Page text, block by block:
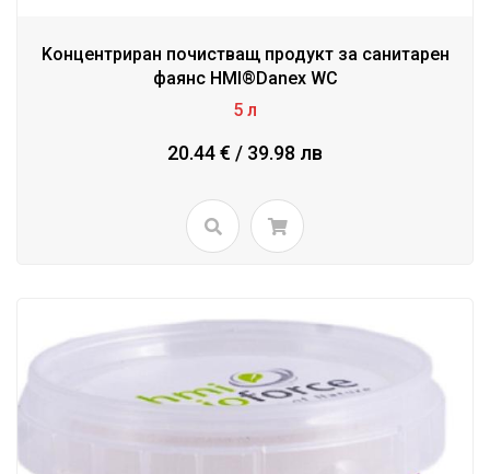
Kонцентриран почистващ продукт за санитарен
фаянс HMI®Danex WC
5 л
20.44 € / 39.98 лв